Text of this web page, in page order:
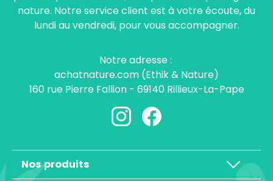
nature. Notre service client est à votre écoute, du
lundi au vendredi, pour vous accompagner.
Notre adresse :
achatnature.com (Ethik & Nature)
160 rue Pierre Fallion - 69140 Rillieux-La-Pape
Nos produits